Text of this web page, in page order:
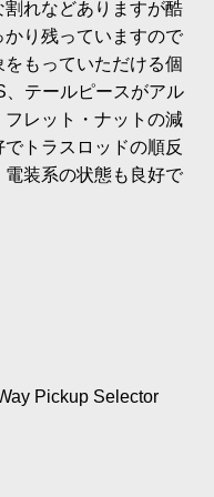
れなどありますが酷
り残っていますので
もっていただける個
テールピースがアル
フレット・ナットの減
トラスロッドの順反
装系の状態も良好で
Pickup Selector